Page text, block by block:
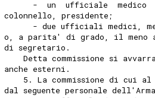
-  un  ufficiale  medico
colonnello, presidente;
- due ufficiali medici,
o, a parita' di grado, il meno
di segretario.
Detta commissione si
anche esterni.
5. La commissione di cui
dal seguente personale